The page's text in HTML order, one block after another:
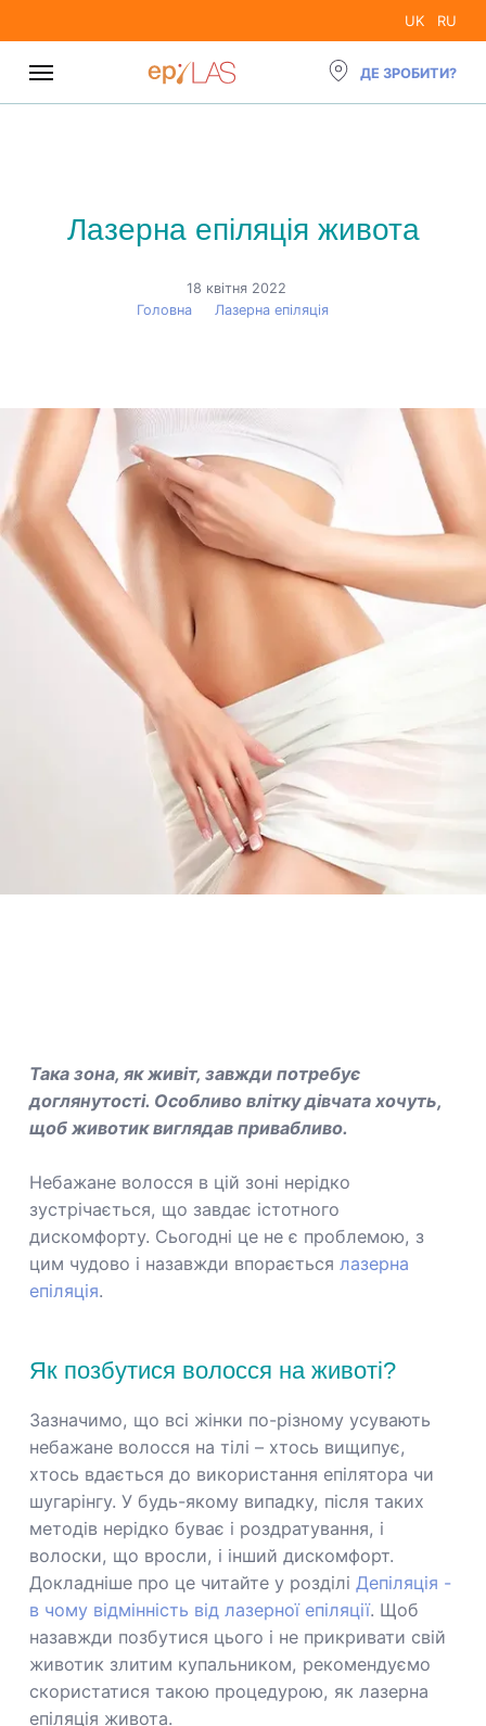
UK RU
ДЕ ЗРОБИТИ?
Лазерна епіляція живота
18 квітня 2022
Головна
Лазерна епіляція
Така зона, як живіт, завжди потребує
доглянутості. Особливо влітку дівчата хочуть,
щоб животик виглядав привабливо.
Небажане волосся в цій зоні нерідко
зустрічається, що завдає істотного
дискомфорту. Сьогодні це не є проблемою, з
цим чудово і назавжди впорається лазерна
епіляція.
Як позбутися волосся на животі?
Зазначимо, що всі жінки по-різному усувають
небажане волосся на тілі – хтось вищипує,
хтось вдається до використання епілятора чи
шугарінгу. У будь-якому випадку, після таких
методів нерідко буває і роздратування, і
волоски, що вросли, і інший дискомфорт.
Докладніше про це читайте у розділі Депіляція -
в чому відмінність від лазерної епіляції. Щоб
назавжди позбутися цього і не прикривати свій
животик злитим купальником, рекомендуємо
скористатися такою процедурою, як лазерна
епіляція живота.